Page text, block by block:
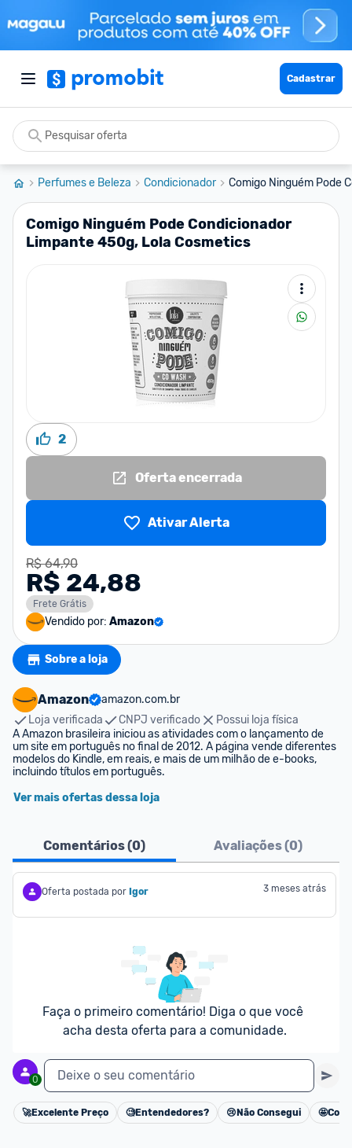
Cadastrar
Perfumes e Beleza Condicionador Comigo Ninguém Pode
Comigo Ninguém Pode Condicionador
Limpante 450g, Lola Cosmetics
2
Oferta encerrada
Ativar Alerta
R$ 64,90
R$ 24,88
Frete Grátis
Vendido por: Amazon
Sobre a loja
Amazon
amazon.com.br
Loja verificada
CNPJ verificado
Possui loja física
A Amazon brasileira iniciou as atividades com o lançamento de
um site em português no final de 2012. A página vende diferentes
modelos do Kindle, em reais, e mais de um milhão de e-books,
incluindo títulos em português.
Ver mais ofertas dessa loja
Comentários (0) Avaliações (0)
Oferta postada por Igor 3 meses atrás
Faça o primeiro comentário! Diga o que você
acha desta oferta para a comunidade.
0 Deixe o seu comentário
Cancelar
🚀Excelente Preço 🧐Entendedores? 😢 Não Consegui 🤩